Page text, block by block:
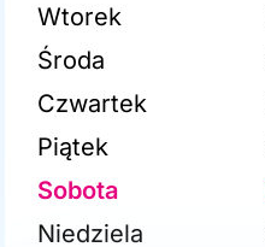
Wtorek
Środa
Czwartek
Piątek
Sobota
Niedziela